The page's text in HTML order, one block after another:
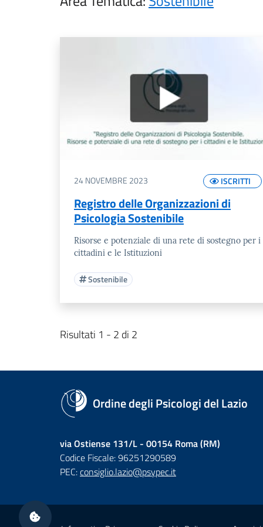
ISCRITTI
24 NOVEMBRE 2023
Registro delle Organizzazioni di
Psicologia Sostenibile
Risorse e potenziale di una rete di sostegno per i
cittadini e le Istituzioni
Sostenibile
Risultati 1 - 2 di 2
Ordine degli Psicologi del Lazio
via Ostiense 131/L - 00154 Roma (RM)
Codice Fiscale: 96251290589
PEC:consiglio.lazio@psypec.it
Sezione Link Utili